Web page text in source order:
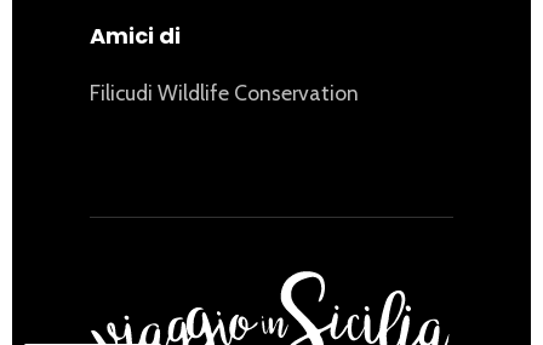
Amici di
Filicudi Wildlife Conservation